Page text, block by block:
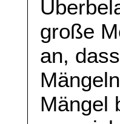
große
an,
Mängel